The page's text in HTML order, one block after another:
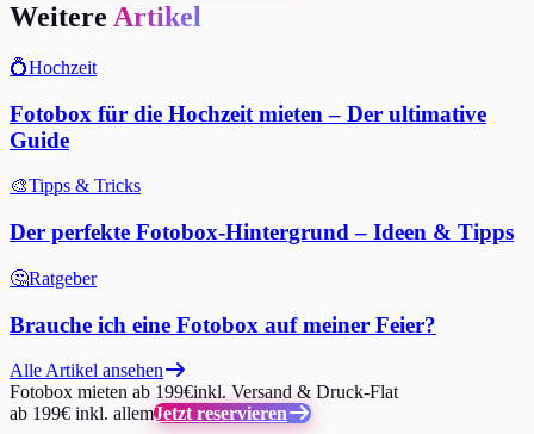
Weitere Artikel
💍Hochzeit
Fotobox für die Hochzeit mieten – Der ultimative
Guide
🎨Tipps & Tricks
Der perfekte Fotobox-Hintergrund – Ideen & Tipps
🤔Ratgeber
Brauche ich eine Fotobox auf meiner Feier?
Alle Artikel ansehen
Fotobox mieten ab 199€inkl. Versand & Druck-Flat
ab 199€ inkl. allemJetzt reservieren